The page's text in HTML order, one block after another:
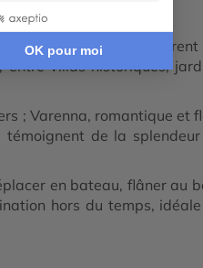
alpines
villas historiques,
; Varenna, romantique et
de la
en bateau, flâner au
hors du temps,